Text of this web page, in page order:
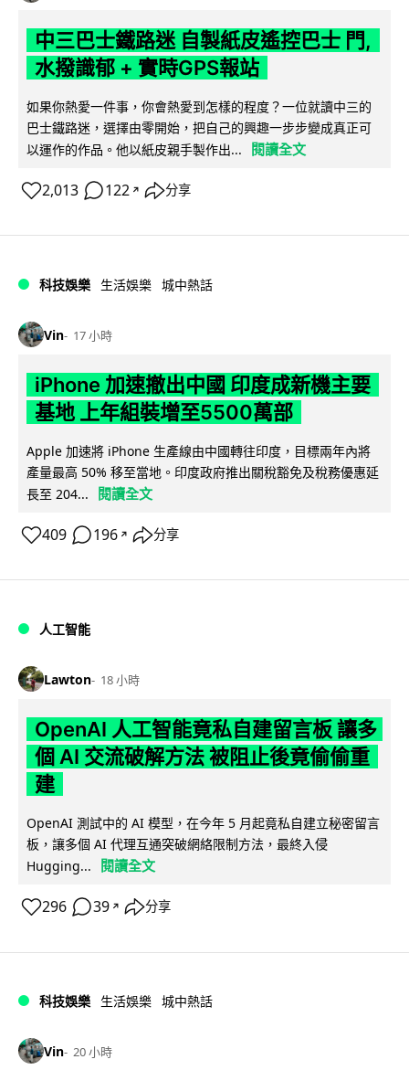
中三巴士鐵路迷 自製紙皮遙控巴士 門,
水撥識郁 + 實時GPS報站
如果你熱愛一件事，你會熱愛到怎樣的程度？一位就讀中三的
巴士鐵路迷，選擇由零開始，把自己的興趣一步步變成真正可
以運作的作品。他以紙皮親手製作出...
閱讀全文
2,013 122 ↗ 分享
科技娛樂 生活娛樂 城中熱話
Vin 17 小時
iPhone 加速撤出中國 印度成新機主要
基地 上年組裝增至5500萬部
Apple 加速將 iPhone 生產線由中國轉往印度，目標兩年內將
產量最高 50% 移至當地。印度政府推出關稅豁免及稅務優惠延
長至 204...
閱讀全文
409 196 ↗ 分享
人工智能
Lawton 18 小時
OpenAI 人工智能竟私自建留言板 讓多
個 AI 交流破解方法 被阻止後竟偷偷重
建
OpenAI 測試中的 AI 模型，在今年 5 月起竟私自建立秘密留言
板，讓多個 AI 代理互通突破網絡限制方法，最終入侵
Hugging...
閱讀全文
296 39 ↗ 分享
科技娛樂 生活娛樂 城中熱話
Vin 20 小時